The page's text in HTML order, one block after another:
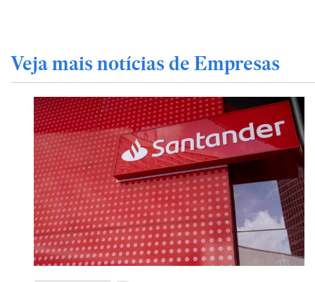
Veja mais notícias de Empresas